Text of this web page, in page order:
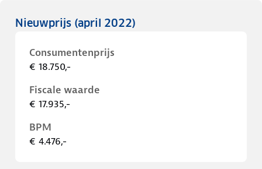
Nieuwprijs (april 2022)
Consumentenprijs
€ 18.750,-
Fiscale waarde
€ 17.935,-
BPM
€ 4.476,-